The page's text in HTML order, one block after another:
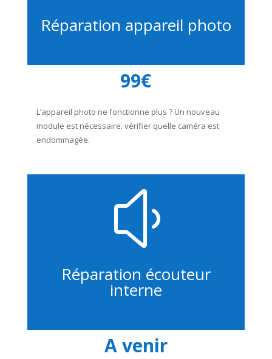
Réparation appareil photo
99€
L’appareil photo ne fonctionne plus ? Un nouveau
module est nécessaire. vérifier quelle caméra est
endommagée.
y
Réparation écouteur
interne
A venir